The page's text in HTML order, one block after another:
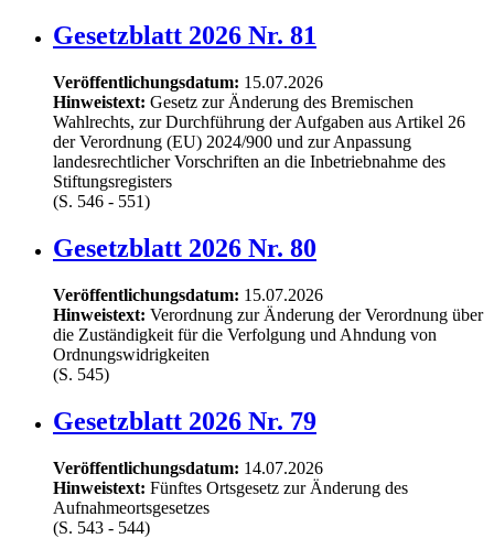
Gesetzblatt 2026 Nr. 81
Veröffentlichungsdatum: 15.07.2026
Hinweistext: Gesetz zur Änderung des Bremischen
Wahlrechts, zur Durchführung der Aufgaben aus Artikel 26
der Verordnung (EU) 2024/900 und zur Anpassung
landesrechtlicher Vorschriften an die Inbetriebnahme des
Stiftungsregisters
(S. 546 - 551)
Gesetzblatt 2026 Nr. 80
Veröffentlichungsdatum: 15.07.2026
Hinweistext: Verordnung zur Änderung der Verordnung über
die Zuständigkeit für die Verfolgung und Ahndung von
Ordnungswidrigkeiten
(S. 545)
Gesetzblatt 2026 Nr. 79
Veröffentlichungsdatum: 14.07.2026
Hinweistext: Fünftes Ortsgesetz zur Änderung des
Aufnahmeortsgesetzes
(S. 543 - 544)